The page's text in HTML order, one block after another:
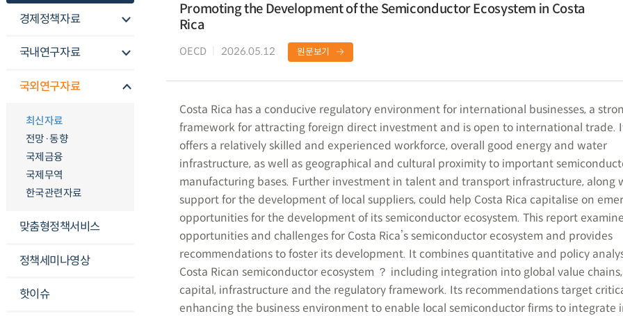
경제정책자료
국내연구자료
국외연구자료
최신자료
전망·동향
국제금융
국제무역
한국관련자료
맞춤형정책서비스
정책세미나영상
핫이슈
Promoting the Development of the Semiconductor Ecosystem in Costa
Rica
OECD 2026.05.12 원문보기
Costa Rica has a conducive regulatory environment for international businesses, a
framework for attracting foreign direct investment and is open to international trade.
offers a relatively skilled and experienced workforce, overall good energy and water
infrastructure, as well as geographical and cultural proximity to important
manufacturing bases. Further investment in talent and transport infrastructure, along
support for the development of local suppliers, could help Costa Rica capitalise on
opportunities for the development of its semiconductor ecosystem. This report
opportunities and challenges for Costa Rica’s semiconductor ecosystem and provides
recommendations to foster its development. It combines quantitative and policy
Costa Rican semiconductor ecosystem ？ including integration into global value
capital, infrastructure and the regulatory framework. Its recommendations target
enhancing the business environment to enable local semiconductor firms to integrate